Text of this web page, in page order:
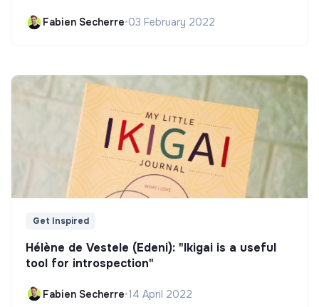
Fabien Secherre•03 February 2022
Get Inspired
Hélène de Vestele (Edeni): "Ikigai is a useful
tool for introspection"
Fabien Secherre•14 April 2022